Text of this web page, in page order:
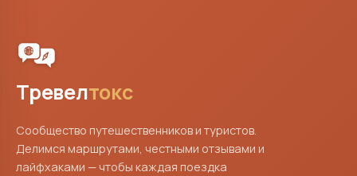
Тревелтокс
Сообщество путешественников и туристов.
Делимся маршрутами, честными отзывами и
лайфхаками — чтобы каждая поездка